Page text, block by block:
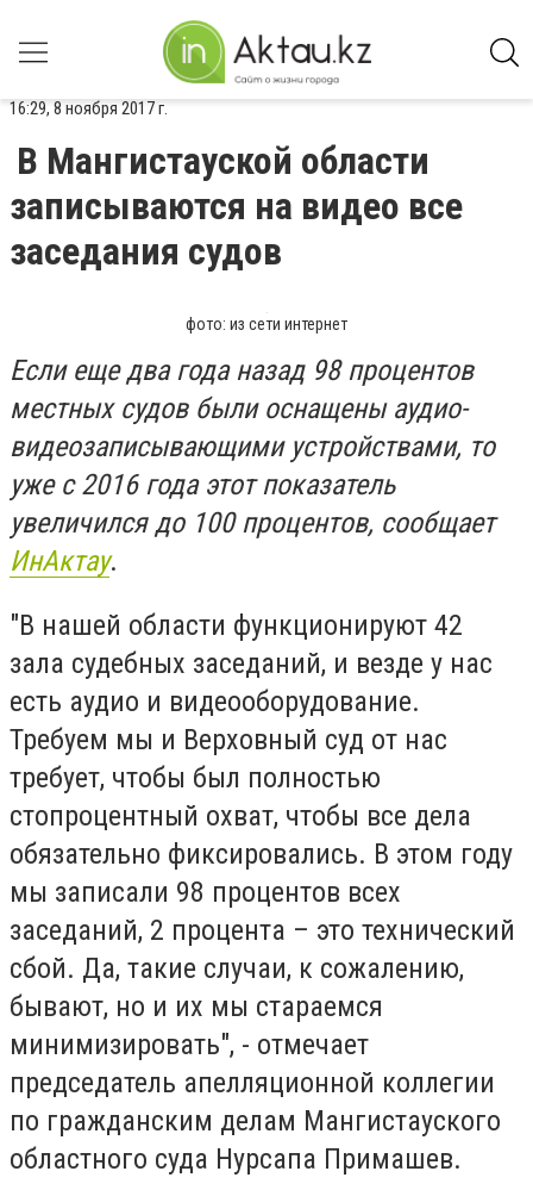
16:29, 8 ноября 2017 г.
В Мангистауской области
записываются на видео все
заседания судов
фото: из сети интернет
Если еще два года назад 98 процентов
местных судов были оснащены аудио-
видеозаписывающими устройствами, то
уже с 2016 года этот показатель
увеличился до 100 процентов, сообщает
ИнАктау.
"В нашей области функционируют 42
зала судебных заседаний, и везде у нас
есть аудио и видеооборудование.
Требуем мы и Верховный суд от нас
требует, чтобы был полностью
стопроцентный охват, чтобы все дела
обязательно фиксировались. В этом году
мы записали 98 процентов всех
заседаний, 2 процента – это технический
сбой. Да, такие случаи, к сожалению,
бывают, но и их мы стараемся
минимизировать", - отмечает
председатель апелляционной коллегии
по гражданским делам Мангистауского
областного суда Нурсапа Примашев.